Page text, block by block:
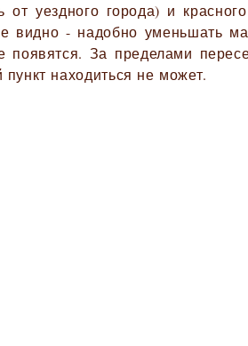
от уездного города) и
видно - надобно уменьшать
появятся. За пределами
находиться не может.